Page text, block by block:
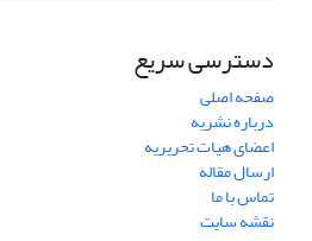
دسترسی سریع
صفحه اصلی
درباره نشریه
اعضای هیات تحریریه
ارسال مقاله
تماس با ما
نقشه سایت